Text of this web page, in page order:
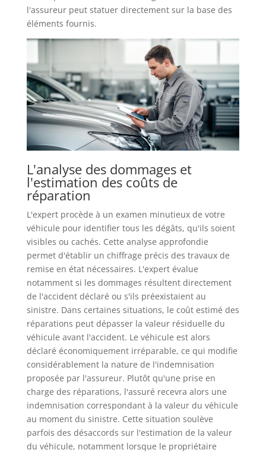
l'assureur peut statuer directement sur la base des
éléments fournis.
L'analyse des dommages et
l'estimation des coûts de
réparation
L'expert procède à un examen minutieux de votre
véhicule pour identifier tous les dégâts, qu'ils soient
visibles ou cachés. Cette analyse approfondie
permet d'établir un chiffrage précis des travaux de
remise en état nécessaires. L'expert évalue
notamment si les dommages résultent directement
de l'accident déclaré ou s'ils préexistaient au
sinistre. Dans certaines situations, le coût estimé des
réparations peut dépasser la valeur résiduelle du
véhicule avant l'accident. Le véhicule est alors
déclaré économiquement irréparable, ce qui modifie
considérablement la nature de l'indemnisation
proposée par l'assureur. Plutôt qu'une prise en
charge des réparations, l'assuré recevra alors une
indemnisation correspondant à la valeur du véhicule
au moment du sinistre. Cette situation soulève
parfois des désaccords sur l'estimation de la valeur
du véhicule, notamment lorsque le propriétaire